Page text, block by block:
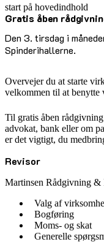
start på hovedindhold
Gratis åben
Den 3. tirsdag i
Spinderihallerne.
senest opdateret 12.
Overvejer du at starte
velkommen til at benytte
Til gratis åben
advokat, bank eller om
er det vigtigt, du
Revisor
Martinsen Rådgivning &
Valg af
Bogføring
Moms- og skat
Generelle